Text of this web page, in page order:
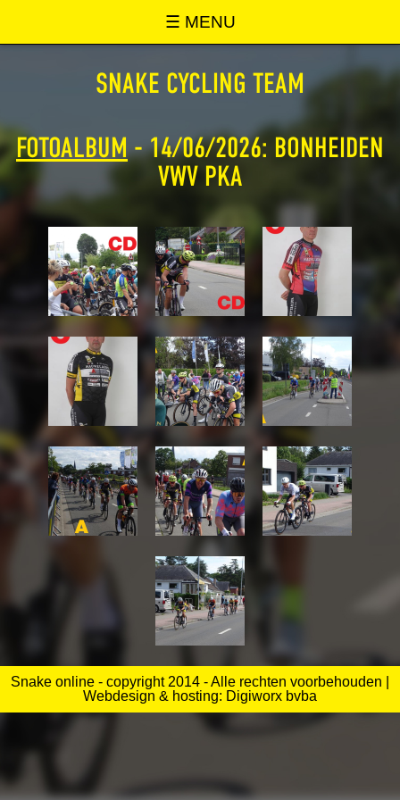
☰ MENU
SNAKE ONLINE
SNAKE CYCLING TEAM
FOTOALBUM- 14/06/2026: BONHEIDEN
VWV PKA
Snake online - copyright 2014 - Alle rechten voorbehouden |
Webdesign & hosting: Digiworx bvba